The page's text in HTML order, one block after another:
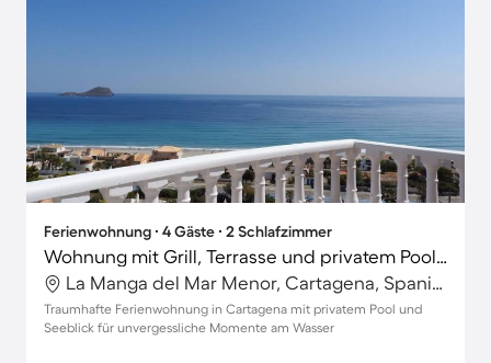
Ferienwohnung ∙ 4 Gäste ∙ 2 Schlafzimmer
Wohnung mit Grill, Terrasse und privatem Pool | Seeblick
La Manga del Mar Menor, Cartagena, Spanien
Traumhafte Ferienwohnung in Cartagena mit privatem Pool und
Seeblick für unvergessliche Momente am Wasser